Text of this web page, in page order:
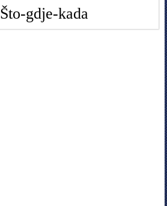
Što-gdje-kada